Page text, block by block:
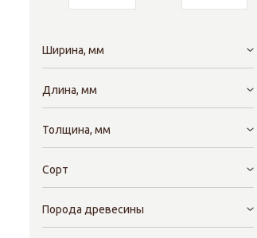
Ширина, мм
Длина, мм
Толщина, мм
Сорт
Порода древесины